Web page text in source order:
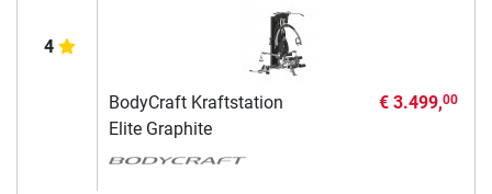
4
BodyCraft Kraftstation
Elite Graphite
€ 3.499,00